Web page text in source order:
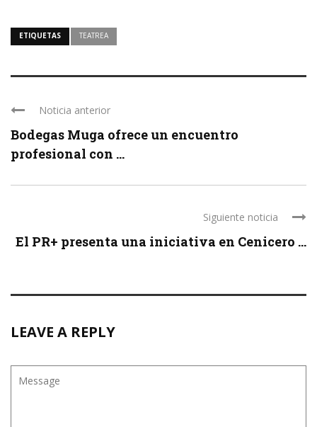
ETIQUETAS TEATREA
Noticia anterior
Bodegas Muga ofrece un encuentro
profesional con ...
Siguiente noticia
El PR+ presenta una iniciativa en Cenicero ...
LEAVE A REPLY